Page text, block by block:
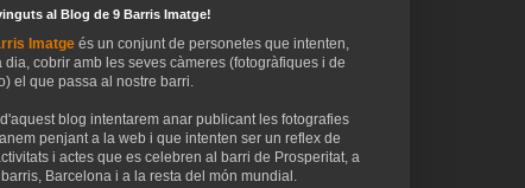
al Blog de 9 Barris Imatge!
Imatge és un conjunt de personetes que intenten,
dia, cobrir amb les seves càmeres (fotogràfiques i de
el que passa al nostre barri.
blog intentarem anar publicant les fotografies
penjant a la web i que intenten ser un reflex de
i actes que es celebren al barri de Prosperitat, a
barris, Barcelona i a la resta del món mundial.